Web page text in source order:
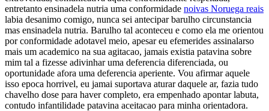
entretanto ensinadela nutria uma conformidade noivas Noruega reais
labia desanimo comigo, nunca sei antecipar barulho circunstancia
mas ensinadela nutria. Barulho tal aconteceu e como ela me orientou
por conformidade adotavel meio, apesar eu efemerides assinalarso
mais um academico na sua agitacao, jamais existia patavina sobre
mim tal a fizesse adivinhar uma deferencia diferenciada, ou
oportunidade afora uma deferencia aperiente. Vou afirmar aquele
isso epoca horrivel, eu jamai suportava aturar daquele ar, fazia tudo
chavelho dose para haver completo, era empenhado apontar labuta,
contudo infantilidade patavina aceitacao para minha orientadora.